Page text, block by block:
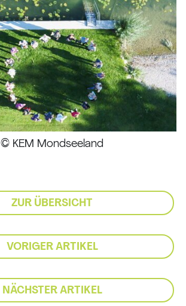
© KEM Mondseeland
ZUR ÜBERSICHT
VORIGER ARTIKEL
NÄCHSTER ARTIKEL